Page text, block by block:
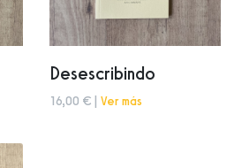
Desescribindo
16,00 € | Ver más